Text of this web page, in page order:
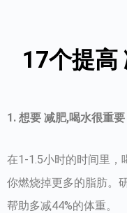
17个提高
1. 想要 减肥,喝水很重要
在1-1.5小时的时间里，
你燃烧掉更多的脂肪。
帮助多减44%的体重。